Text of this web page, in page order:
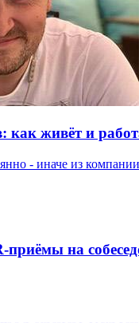
как живёт и
- иначе из
приёмы на